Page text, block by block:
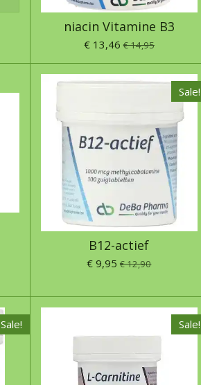
niacin Vitamine B3
€ 13,46 € 14,95
Sale!
B12-actief
€ 9,95 € 12,90
Sale! Sale!